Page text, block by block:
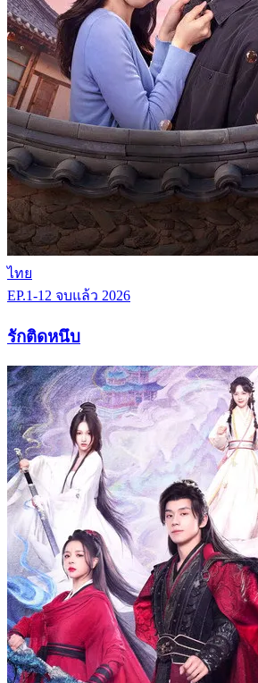
ไทย
EP.1-12 จบแล้ว 2026
รักติดหนึบ